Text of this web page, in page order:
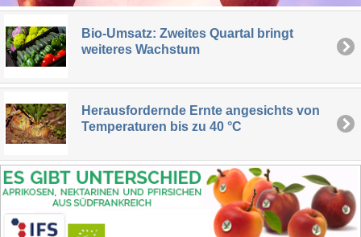
Bio-Umsatz: Zweites Quartal bringt
weiteres Wachstum
Herausfordernde Ernte angesichts von
Temperaturen bis zu 40 °C